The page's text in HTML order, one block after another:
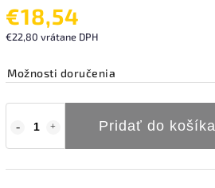
€18,54
€22,80 vrátane DPH
Možnosti doručenia
Pridať do košíka